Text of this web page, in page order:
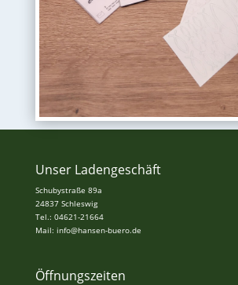
Unser Ladengeschäft
Schubystraße 89a
24837 Schleswig
Tel.: 04621-21664
Mail: info@hansen-buero.de
Öffnungszeiten